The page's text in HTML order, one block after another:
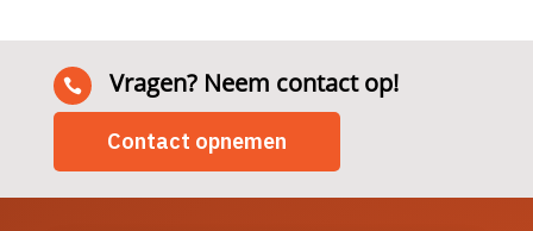
 Vragen? Neem contact op!
Contact opnemen